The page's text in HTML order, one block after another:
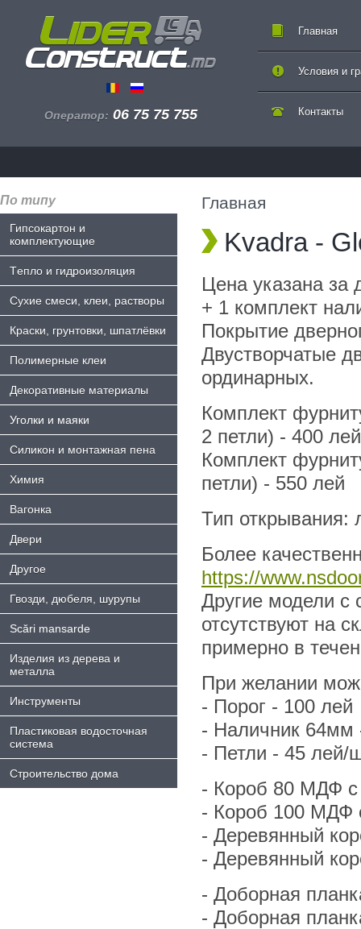
Оператор: 06 75 75 755
Главная
Контакты
Условия и
По типу
Гипсокартон и
комплектующие
Tепло и гидроизоляция
Сухие смеси, клеи, растворы
Краски, грунтовки, шпатлёвки
Полимерные клеи
Декоративные материалы
Уголки и маяки
Силикон и монтажная пена
Химия
Bагонка
Двери
Другое
Гвозди, дюбеля, шурупы
Scări mansarde
Изделия из дерева и
металла
Инструменты
Пластиковая водосточная
система
Строительство дома
Главная
Kvadra -
Цена указана за
+ 1 комплект
Покрытие
Двустворчатые
ординарных.
Комплект
2 петли) - 400 лей
Комплект
петли) - 550 лей
Тип открывания:
Более
https://
Другие модели с
отсутствуют на
примерно в
При желании
- Порог - 100 лей
- Hаличник 64мм
- Петли - 45 лей/
- Короб 80 МДФ с
- Короб 100 МДФ
- Деревянный
- Деревянный
- Доборная
- Доборная